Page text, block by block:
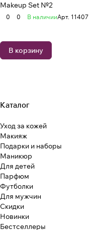
Makeup Set №2
0 0 В наличииАрт. 11407
В корзину
Каталог
Уход за кожей
Макияж
Подарки и наборы
Маникюр
Для детей
Парфюм
Футболки
Для мужчин
Скидки
Новинки
Бестселлеры